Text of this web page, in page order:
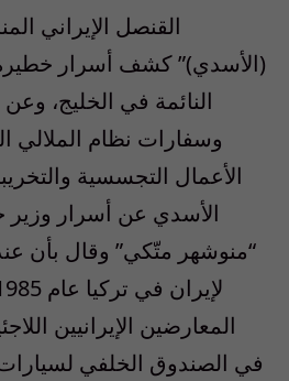
القنصل الإيراني
(الأسدي)” كشف أسرار خطيرة
النائمة في الخليج،
وسفارات نظام الملالي
الأعمال التجسسية
الأسدي عن أسرار وزير
“منوشهر متّكي” وقال بأن
المعارضين الإيرانيين
في الصندوق الخلفي